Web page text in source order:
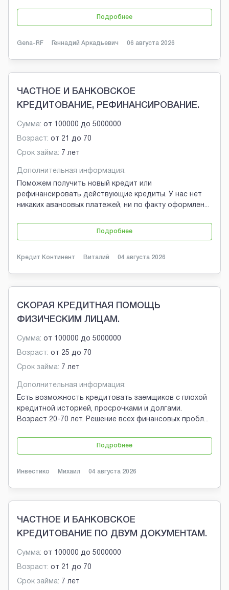
Подробнее
Gena-RF Геннадий Аркадьевич 06 августа 2026
ЧАСТНОЕ И БАНКОВСКОЕ
КРЕДИТОВАНИЕ, РЕФИНАНСИРОВАНИЕ.
Сумма: от 100000 до 5000000
Возраст: от 21 до 70
Срок займа: 7 лет
Дополнительная информация:
Поможем получить новый кредит или
рефинансировать действующие кредиты. У нас нет
никаких авансовых платежей, ни по факту оформлен...
Подробнее
Кредит Континент Виталий 04 августа 2026
СКОРАЯ КРЕДИТНАЯ ПОМОЩЬ
ФИЗИЧЕСКИМ ЛИЦАМ.
Сумма: от 100000 до 5000000
Возраст: от 25 до 70
Срок займа: 7 лет
Дополнительная информация:
Есть возможность кредитовать заемщиков с плохой
кредитной историей, просрочками и долгами.
Возраст 20-70 лет. Решение всех финансовых пробл...
Подробнее
Инвестико Михаил 04 августа 2026
ЧАСТНОЕ И БАНКОВСКОЕ
КРЕДИТОВАНИЕ ПО ДВУМ ДОКУМЕНТАМ.
Сумма: от 100000 до 5000000
Возраст: от 21 до 70
Срок займа: 7 лет